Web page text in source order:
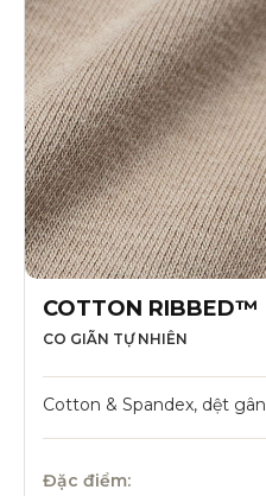
COTTON RIBBED™
CO GIÃN TỰ NHIÊN
Cotton & Spandex, dệt gân
Đặc điểm: